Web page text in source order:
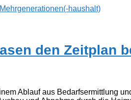
Mehrgenerationen(-haushalt)
den Zeitplan
Ablauf aus Bedarfsermittlung